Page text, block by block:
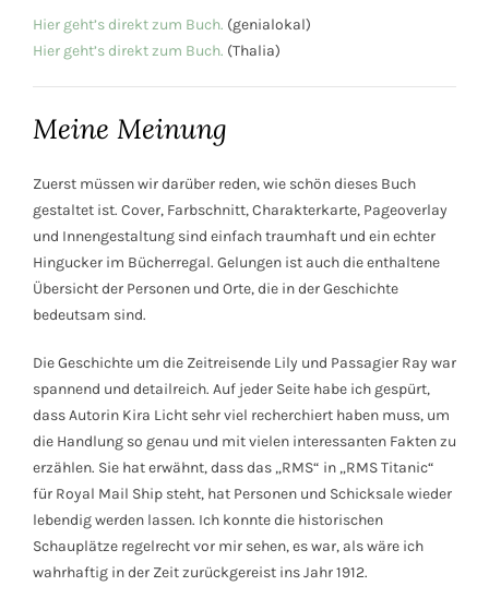
Hier geht’s direkt zum Buch. (genialokal)
Hier geht’s direkt zum Buch. (Thalia)
Meine Meinung
Zuerst müssen wir darüber reden, wie schön dieses Buch
gestaltet ist. Cover, Farbschnitt, Charakterkarte, Pageoverlay
und Innengestaltung sind einfach traumhaft und ein echter
Hingucker im Bücherregal. Gelungen ist auch die enthaltene
Übersicht der Personen und Orte, die in der Geschichte
bedeutsam sind.
Die Geschichte um die Zeitreisende Lily und Passagier Ray war
spannend und detailreich. Auf jeder Seite habe ich gespürt,
dass Autorin Kira Licht sehr viel recherchiert haben muss, um
die Handlung so genau und mit vielen interessanten Fakten zu
erzählen. Sie hat erwähnt, dass das „RMS“ in „RMS Titanic“
für Royal Mail Ship steht, hat Personen und Schicksale wieder
lebendig werden lassen. Ich konnte die historischen
Schauplätze regelrecht vor mir sehen, es war, als wäre ich
wahrhaftig in der Zeit zurückgereist ins Jahr 1912.